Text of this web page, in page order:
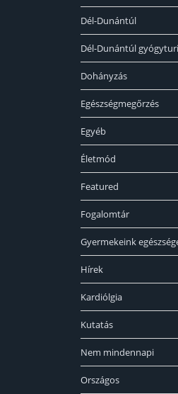
Dél-Dunántúl
Dél-Dunántúl
Dohányzás
Egészségmegőrzés
Egyéb
Életmód
Featured
Fogalomtár
Gyermekeink
Hírek
Kardiólgia
Kutatás
Nem mindennapi
Országos